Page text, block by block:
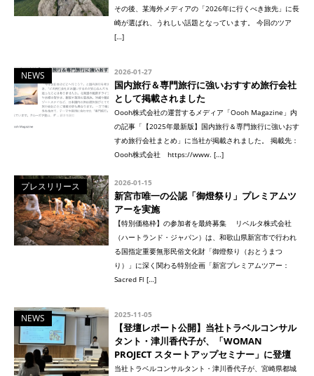
その後、某海外メディアの「2026年に行くべき旅先」に長
崎が選ばれ、うれしい話題となっています。 今回のツア
[…]
NEWS 2026-01-27
国内旅行＆専門旅行に強いおすすめ旅行会社
として掲載されました
Oooh株式会社の運営するメディア「Oooh Magazine」内
の記事「【2025年最新版】国内旅行＆専門旅行に強いおす
すめ旅行会社まとめ」に当社が掲載されました。 掲載先：
Oooh株式会社 https://www. […]
プレスリリース 2026-01-15
新宮市唯一の公認「御燈祭り」プレミアムツ
アーを実施
【特別価格枠】の参加者を最終募集 リベルタ株式会社
（ハートランド・ジャパン）は、和歌山県新宮市で行われ
る国指定重要無形民俗文化財「御燈祭り（おとうまつ
り）」に深く関わる特別企画「新宮プレミアムツアー：
Sacred Fl […]
NEWS 2025-11-05
【登壇レポート公開】当社トラベルコンサル
タント・津川香代子が、「WOMAN
PROJECT スタートアップセミナー」に登壇
当社トラベルコンサルタント・津川香代子が、宮崎県都城